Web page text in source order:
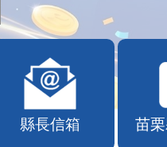
縣長信箱 苗